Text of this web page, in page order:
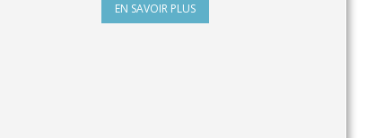
EN SAVOIR PLUS